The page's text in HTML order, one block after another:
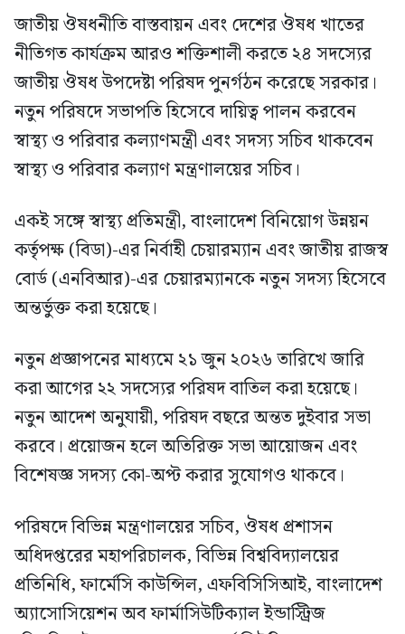
জাতীয় ঔষধনীতি বাস্তবায়ন এবং দেশের ঔষধ খাতের
নীতিগত কার্যক্রম আরও শক্তিশালী করতে ২৪ সদস্যের
জাতীয় ঔষধ উপদেষ্টা পরিষদ পুনর্গঠন করেছে সরকার।
নতুন পরিষদে সভাপতি হিসেবে দায়িত্ব পালন করবেন
স্বাস্থ্য ও পরিবার কল্যাণমন্ত্রী এবং সদস্য সচিব থাকবেন
স্বাস্থ্য ও পরিবার কল্যাণ মন্ত্রণালয়ের সচিব।
একই সঙ্গে স্বাস্থ্য প্রতিমন্ত্রী, বাংলাদেশ বিনিয়োগ উন্নয়ন
কর্তৃপক্ষ (বিডা)-এর নির্বাহী চেয়ারম্যান এবং জাতীয় রাজস্ব
বোর্ড (এনবিআর)-এর চেয়ারম্যানকে নতুন সদস্য হিসেবে
অন্তর্ভুক্ত করা হয়েছে।
নতুন প্রজ্ঞাপনের মাধ্যমে ২১ জুন ২০২৬ তারিখে জারি
করা আগের ২২ সদস্যের পরিষদ বাতিল করা হয়েছে।
নতুন আদেশ অনুযায়ী, পরিষদ বছরে অন্তত দুইবার সভা
করবে। প্রয়োজন হলে অতিরিক্ত সভা আয়োজন এবং
বিশেষজ্ঞ সদস্য কো-অপ্ট করার সুযোগও থাকবে।
পরিষদে বিভিন্ন মন্ত্রণালয়ের সচিব, ঔষধ প্রশাসন
অধিদপ্তরের মহাপরিচালক, বিভিন্ন বিশ্ববিদ্যালয়ের
প্রতিনিধি, ফার্মেসি কাউন্সিল, এফবিসিসিআই, বাংলাদেশ
অ্যাসোসিয়েশন অব ফার্মাসিউটিক্যাল ইন্ডাস্ট্রিজ